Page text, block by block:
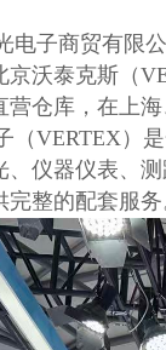
商贸有限公司
京沃泰克斯（
仓库，在上
）是一
、仪器仪表、
整的配套服务